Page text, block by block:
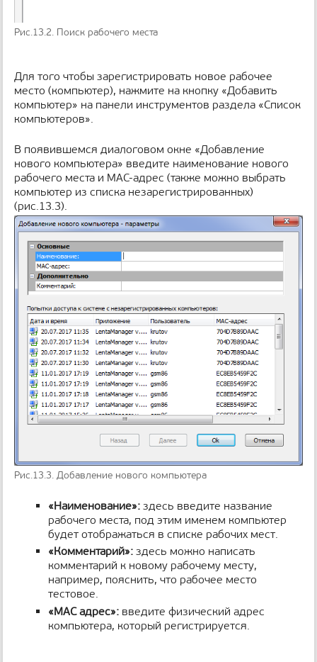
Рис.13.2. Поиск рабочего места
Для того чтобы зарегистрировать новое рабочее
место (компьютер), нажмите на кнопку «Добавить
компьютер» на панели инструментов раздела «Список
компьютеров».
В появившемся диалоговом окне «Добавление
нового компьютера» введите наименование нового
рабочего места и MAC-адрес (также можно выбрать
компьютер из списка незарегистрированных)
(рис.13.3).
Рис.13.3. Добавление нового компьютера
«Наименование»: здесь введите название
рабочего места, под этим именем компьютер
будет отображаться в списке рабочих мест.
«Комментарий»: здесь можно написать
комментарий к новому рабочему месту,
например, пояснить, что рабочее место
тестовое.
«MAC адрес»: введите физический адрес
компьютера, который регистрируется.